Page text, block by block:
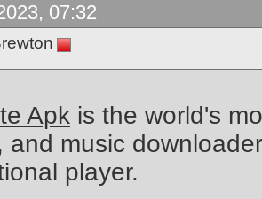
07:32
Apk is the world's
and music
player.